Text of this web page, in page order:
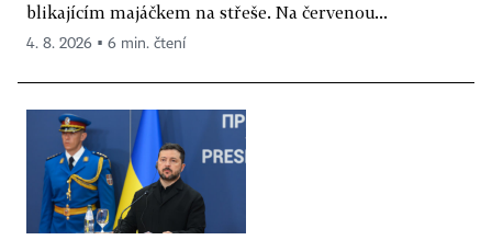
blikajícím majáčkem na střeše. Na červenou...
4. 8. 2026 ▪ 6 min. čtení